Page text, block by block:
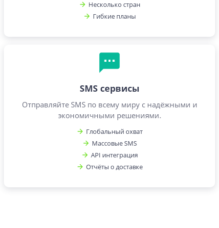
Несколько стран
Гибкие планы
SMS сервисы
Отправляйте SMS по всему миру с надёжными и
экономичными решениями.
Глобальный охват
Массовые SMS
API интеграция
Отчёты о доставке